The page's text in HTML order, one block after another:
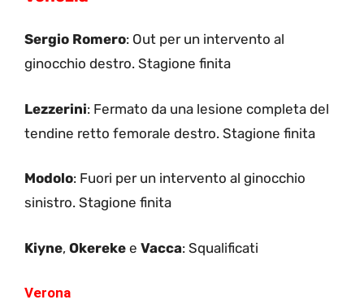
Sergio Romero: Out per un intervento al
ginocchio destro. Stagione finita
Lezzerini: Fermato da una lesione completa del
tendine retto femorale destro. Stagione finita
Modolo: Fuori per un intervento al ginocchio
sinistro. Stagione finita
Kiyne, Okereke e Vacca: Squalificati
Verona